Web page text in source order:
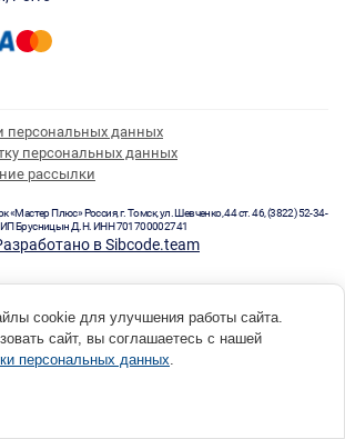
персональных данных
персональных данных
рассылки
«Мастер Плюс» Россия, г. Томск, ул. Шевченко, 44 ст. 46, (3822) 52-34-
Брусницын Д.Н. ИНН 701700002741
в Sibcode.team
cookie для улучшения работы сайта.
сайт, вы соглашаетесь с нашей
персональных данных.